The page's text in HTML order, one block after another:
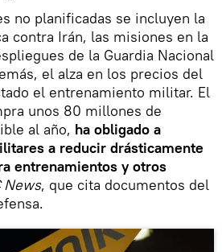
no planificadas se incluyen la
contra Irán, las misiones en la
de la Guardia Nacional
el alza en los precios del
el entrenamiento militar. El
unos 80 millones de
al año, ha obligado a
a reducir drásticamente
entrenamientos y otros
News, que cita documentos del